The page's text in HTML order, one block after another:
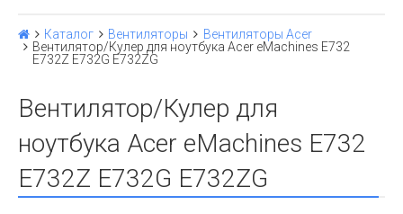
Каталог Вентиляторы
Вентиляторы Acer
Вентилятор/Кулер для ноутбука Acer eMachines E732
E732Z E732G E732ZG
Вентилятор/Кулер для
ноутбука Acer eMachines E732
E732Z E732G E732ZG